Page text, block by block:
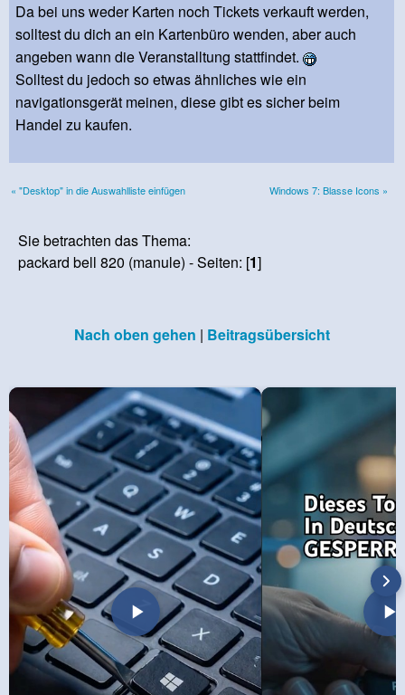
Da bei uns weder Karten noch Tickets verkauft werden,
solltest du dich an ein Kartenbüro wenden, aber auch
angeben wann die Veranstalltung stattfindet.
Solltest du jedoch so etwas ähnliches wie ein
navigationsgerät meinen, diese gibt es sicher beim
Handel zu kaufen.
« "Desktop" in die Auswahlliste einfügen Windows 7: Blasse Icons »
Sie betrachten das Thema:
packard bell 820 (manule) - Seiten: [1]
Nach oben gehen | Beitragsübersicht